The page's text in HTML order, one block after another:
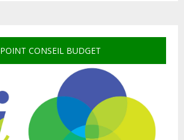
POINT CONSEIL BUDGET